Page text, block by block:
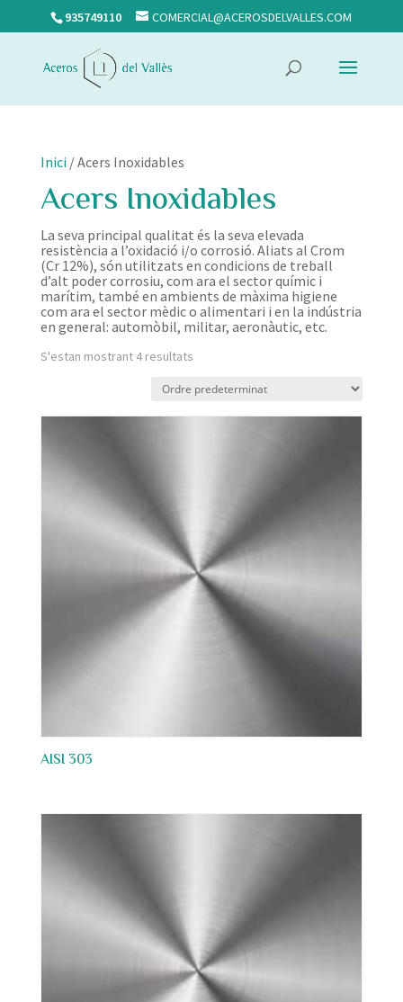
935749110 COMERCIAL@ACEROSDELVALLES.COM
Inici / Acers Inoxidables
Acers Inoxidables
La seva principal qualitat és la seva elevada
resistència a l’oxidació i/o corrosió. Aliats al Crom
(Cr 12%), són utilitzats en condicions de treball
d’alt poder corrosiu, com ara el sector químic i
marítim, també en ambients de màxima higiene
com ara el sector mèdic o alimentari i en la indústria
en general: automòbil, militar, aeronàutic, etc.
S'estan mostrant 4 resultats
AISI 303